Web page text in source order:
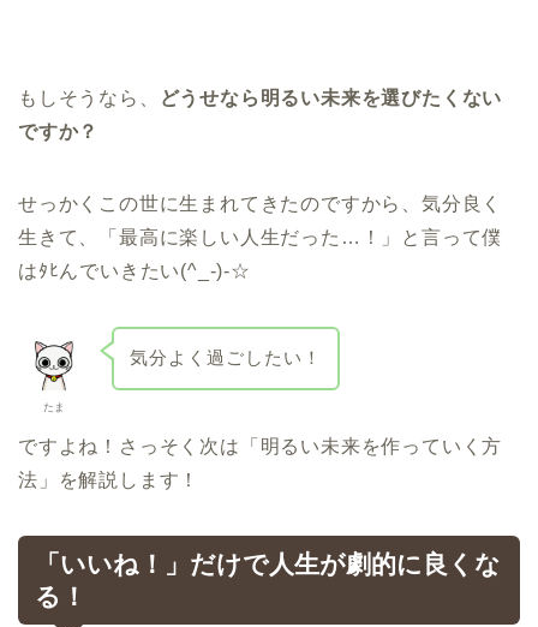
もしそうなら、
どうせなら明るい未来を選びたくない
ですか？
せっかくこの世に生まれてきたのですから、気分良く
生きて、「最高に楽しい人生だった…！」と言って僕
はﾀﾋんでいきたい(^_-)-☆
たま
気分よく過ごしたい！
ですよね！さっそく次は「明るい未来を作っていく方
法」を解説します！
「いいね！」だけで人生が劇的に良くな
る！